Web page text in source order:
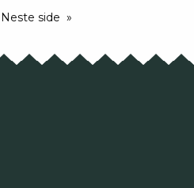
Neste side